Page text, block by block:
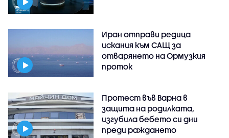
Иран отправи редица
искания към САЩ за
отварянето на Ормузкия
проток
Протест във Варна в
защита на родилката,
изгубила бебето си дни
преди раждането